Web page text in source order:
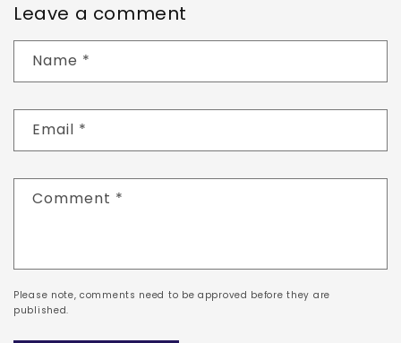
Leave a comment
Name *
Email *
Comment *
Please note, comments need to be approved before they are
published.